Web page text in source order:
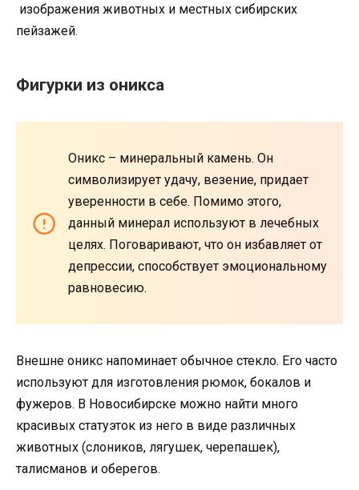
изображения животных и местных сибирских
пейзажей.
Фигурки из оникса
Оникс – минеральный камень. Он
символизирует удачу, везение, придает
уверенности в себе. Помимо этого,
данный минерал используют в лечебных
целях. Поговаривают, что он избавляет от
депрессии, способствует эмоциональному
равновесию.
Внешне оникс напоминает обычное стекло. Его часто
используют для изготовления рюмок, бокалов и
фужеров. В Новосибирске можно найти много
красивых статуэток из него в виде различных
животных (слоников, лягушек, черепашек),
талисманов и оберегов.